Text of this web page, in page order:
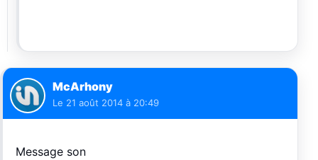
McArhony
Le 21 août 2014 à 20:49
Message son